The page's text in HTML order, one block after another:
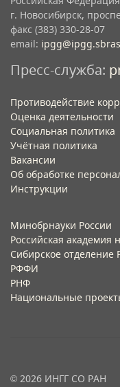
г. Новосибирск,
факс (383) 330-28-07
email:
Пресс-служба:
Противодействие
Оценка деятельности
Социальная политика
Учётная политика​
Вакансии​
Об обработке
Инструкции​
Минобрнауки России
Российская академия
Сибирское отделение
РФФИ
РНФ
Национальные
© 2026 ИНГГ СО РАН